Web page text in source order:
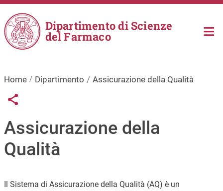
Salta al contenuto principale
Dipartimento di Scienze
del Farmaco
Home Dipartimento Assicurazione della Qualità
Links condivisione social
Share button
Assicurazione della
Qualità
Il Sistema di Assicurazione della Qualità (AQ) è un